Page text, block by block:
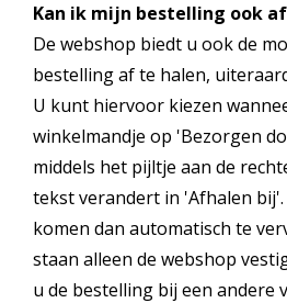
Kan ik mijn bestelling ook
De webshop biedt u ook de
bestelling af te halen,
U kunt hiervoor kiezen
winkelmandje op 'Bezorgen
middels het pijltje aan de
tekst verandert in 'Afhalen
komen dan automatisch te
staan alleen de webshop
u de bestelling bij een andere